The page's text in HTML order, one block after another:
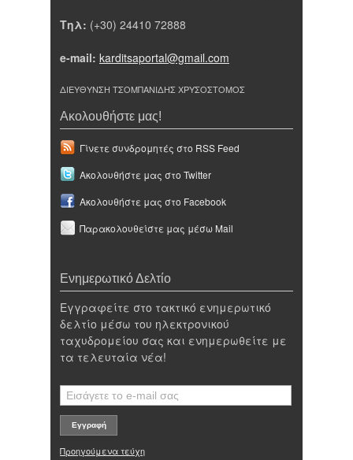
Τηλ: (+30) 24410 72888
e-mail: karditsaportal@gmail.com
ΔΙΕΥΘΥΝΣΗ ΤΣΟΜΠΑΝΙΔΗΣ ΧΡΥΣΟΣΤΟΜΟΣ
Ακολουθήστε μας!
Γίνετε συνδρομητές στο RSS Feed
Ακολουθήστε μας στο Twitter
Ακολουθήστε μας στο Facebook
Παρακολουθείστε μας μέσω Mail
Ενημερωτικό Δελτίο
Εγγραφείτε στο τακτικό ενημερωτικό
δελτίο μέσω του ηλεκτρονικού
ταχυδρομείου σας και ενημερωθείτε με
τα τελευταία νέα!
Προηγούμενα τεύχη